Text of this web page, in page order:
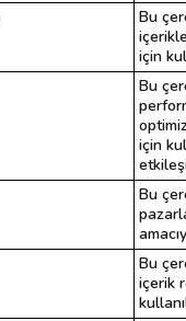
Bu
için
Bu
için
Bu
Bu
içerik